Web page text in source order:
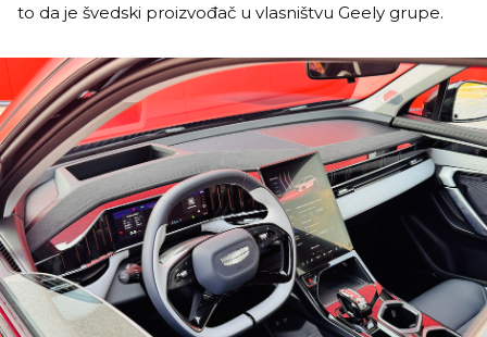
to da je švedski proizvođač u vlasništvu Geely grupe.